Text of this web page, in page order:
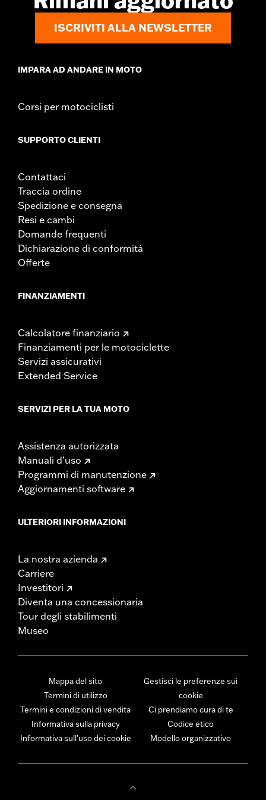
ISCRIVITI ALLA NEWSLETTER
IMPARA AD ANDARE IN MOTO
Corsi per motociclisti
SUPPORTO CLIENTI
Contattaci
Traccia ordine
Spedizione e consegna
Resi e cambi
Domande frequenti
Dichiarazione di conformità
Offerte
FINANZIAMENTI
Calcolatore finanziario
Finanziamenti per le motociclette
Servizi assicurativi
Extended Service
SERVIZI PER LA TUA MOTO
Assistenza autorizzata
Manuali d’uso
Programmi di manutenzione
Aggiornamenti software
ULTERIORI INFORMAZIONI
La nostra azienda
Carriere
Investitori
Diventa una concessionaria
Tour degli stabilimenti
Museo
Mappa del sito
Termini di utilizzo
Termini e condizioni di vendita
Informativa sulla privacy
Informativa sull’uso dei cookie
Gestisci le preferenze sui
cookie
Ci prendiamo cura di te
Codice etico
Modello organizzativo